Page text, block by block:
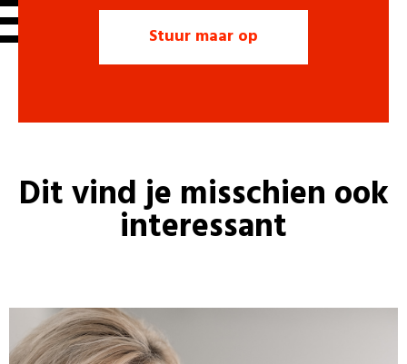
Dit vind je misschien ook
interessant